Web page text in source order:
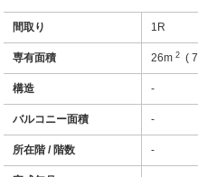
間取り 1R
専有面積 26m2 (
構造 -
バルコニー面積 -
所在階 / 階数 -